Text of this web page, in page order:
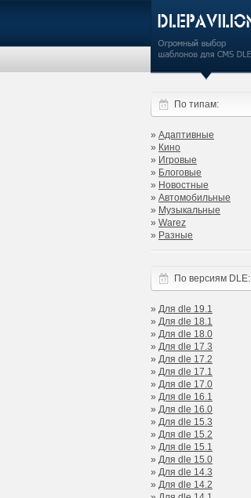
По типам:
» Адаптивные
» Кино
» Игровые
» Блоговые
» Новостные
» Автомобильные
» Музыкальные
» Warez
» Разные
По версиям DLE:
» Для dle 19.1
» Для dle 18.1
» Для dle 18.0
» Для dle 17.3
» Для dle 17.2
» Для dle 17.1
» Для dle 17.0
» Для dle 16.1
» Для dle 16.0
» Для dle 15.3
» Для dle 15.2
» Для dle 15.1
» Для dle 15.0
» Для dle 14.3
» Для dle 14.2